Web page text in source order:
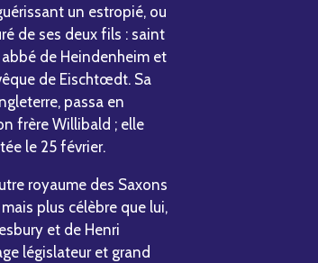
un estropié, ou
de ses deux fils : saint
de Heindenheim et
de Eischtœdt. Sa
passa en
frère Willibald ; elle
le 25 février.
royaume des Saxons
plus célèbre que lui,
et de Henri
législateur et grand